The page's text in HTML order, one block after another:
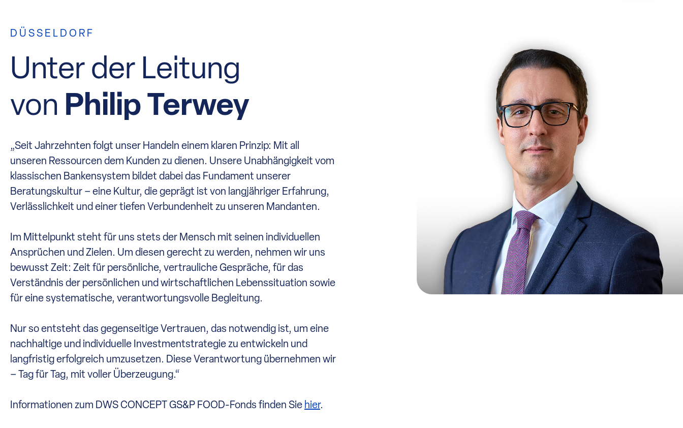
DÜSSELDORF
Unter der Leitung
von Philip Terwey
„Seit Jahrzehnten folgt unser Handeln einem klaren Prinzip: Mit all
unseren Ressourcen dem Kunden zu dienen. Unsere Unabhängigkeit vom
klassischen Bankensystem bildet dabei das Fundament unserer
Beratungskultur – eine Kultur, die geprägt ist von langjähriger Erfahrung,
Verlässlichkeit und einer tiefen Verbundenheit zu unseren Mandanten.
Im Mittelpunkt steht für uns stets der Mensch mit seinen individuellen
Ansprüchen und Zielen. Um diesen gerecht zu werden, nehmen wir uns
bewusst Zeit: Zeit für persönliche, vertrauliche Gespräche, für das
Verständnis der persönlichen und wirtschaftlichen Lebenssituation sowie
für eine systematische, verantwortungsvolle Begleitung.
Nur so entsteht das gegenseitige Vertrauen, das notwendig ist, um eine
nachhaltige und individuelle Investmentstrategie zu entwickeln und
langfristig erfolgreich umzusetzen. Diese Verantwortung übernehmen wir
– Tag für Tag, mit voller Überzeugung.“
Informationen zum DWS CONCEPT GS&P FOOD-Fonds finden Sie hier.